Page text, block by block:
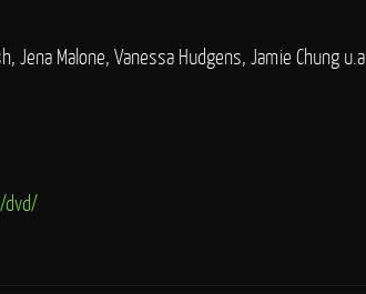
Jena Malone, Vanessa Hudgens, Jamie Chung u.a.
dvd/